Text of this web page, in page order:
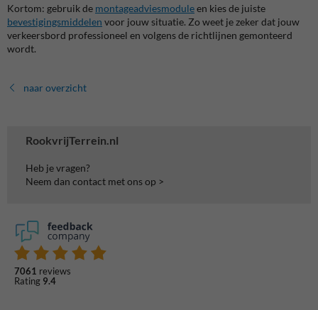
RookvrijTerrein.nl
Heb je vragen?
Neem dan contact met ons op >
7061 reviews
Rating 9.4
Kortom: gebruik de montageadviesmoduleen kies de juiste
bevestigingsmiddelen voor jouw situatie. Zo weet je zeker dat jouw
verkeersbord professioneel en volgens de richtlijnen gemonteerd
wordt.
naar overzicht